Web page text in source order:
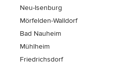
Neu-Isenburg
Mörfelden-Walldorf
Bad Nauheim
Mühlheim
Friedrichsdorf